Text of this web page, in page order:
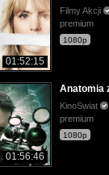
01:52:15
Filmy Akcji
premium
1080p
01:56:46
Anatomia
KinoSwiat
premium
1080p